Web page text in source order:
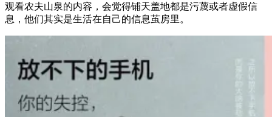
观看农夫山泉的内容，会觉得铺天盖地都是污蔑或者虚假信
息，他们其实是生活在自己的信息茧房里。